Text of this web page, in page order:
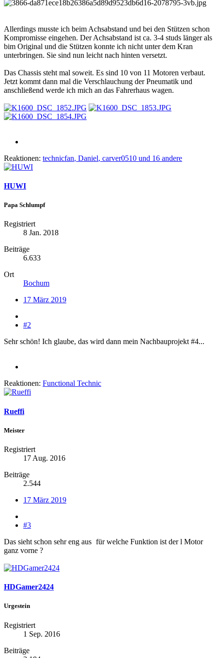
Allerdings musste ich beim Achsabstand und bei den Stützen schon
Kompromisse eingehen. Der Achsabstand ist ca. 3-4 studs länger als
bim Original und die Stützen konnte ich nicht unter dem Kran
unterbringen. Sie sind nun leicht nach hinten versetzt.
Das Chassis steht mal soweit. Es sind 10 von 11 Motoren verbaut.
Jetzt kommt dann mal die Verschlauchung der Pneumatik und
anschließend werde ich mich an das Fahrerhaus wagen.
Reaktionen: technicfan, Daniel, carver0510 und 16 andere
HUWI
Papa Schlumpf
Registriert
8 Jan. 2018
Beiträge
6.633
Ort
Bochum
17 März 2019
#2
Sehr schön! Ich glaube, das wird dann mein Nachbauprojekt #4...
Reaktionen: Functional Technic
Rueffi
Meister
Registriert
17 Aug. 2016
Beiträge
2.544
17 März 2019
#3
Das sieht schon sehr eng aus für welche Funktion ist der l Motor
ganz vorne ?
HDGamer2424
Urgestein
Registriert
1 Sep. 2016
Beiträge